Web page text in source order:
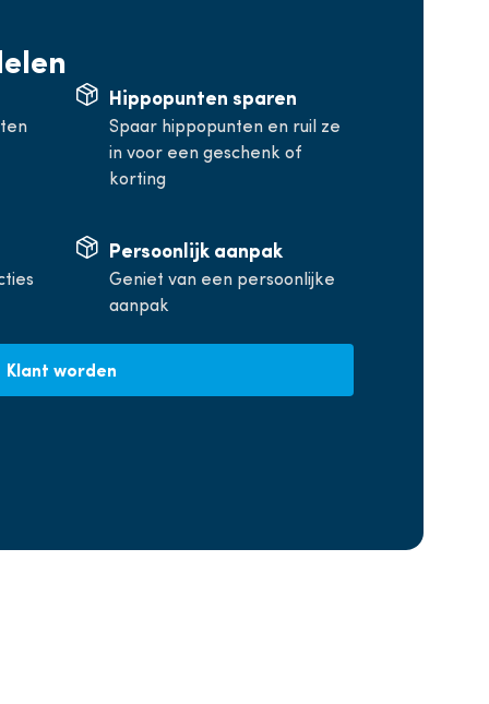
Hippopunten sparen
Spaar hippopunten en ruil ze
in voor een geschenk of
korting
Persoonlijk aanpak
Geniet van een persoonlijke
aanpak
Klant worden